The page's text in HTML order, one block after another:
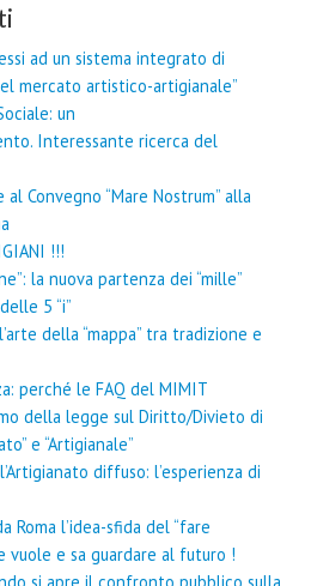
ad un sistema integrato di
mercato artistico-artigianale”
un
Interessante ricerca del
Convegno “Mare Nostrum” alla
!!!
la nuova partenza dei “mille”
5 “i”
della “mappa” tra tradizione e
perché le FAQ del MIMIT
della legge sul Diritto/Divieto di
e “Artigianale”
diffuso: l’esperienza di
Roma l’idea-sfida del “fare
vuole e sa guardare al futuro !